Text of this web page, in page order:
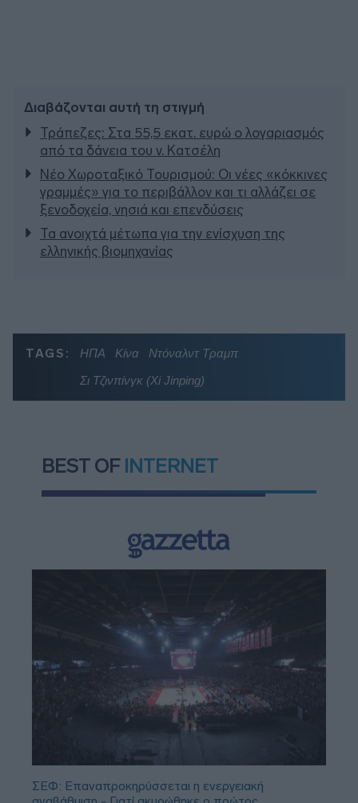
Διαβάζονται αυτή τη στιγμή
Τράπεζες: Στα 55,5 εκατ. ευρώ ο λογαριασμός
από τα δάνεια του ν. Κατσέλη
Νέο Χωροταξικό Τουρισμού: Οι νέες «κόκκινες
γραμμές» για το περιβάλλον και τι αλλάζει σε
ξενοδοχεία, νησιά και επενδύσεις
Τα ανοιχτά μέτωπα για την ενίσχυση της
ελληνικής βιομηχανίας
TAGS: ΗΠΑ Κίνα
Ντόναλντ Τραμπ
Σι Τζινπίνγκ (Xi Jinping)
BEST OF INTERNET
ΣΕΦ: Επαναπροκηρύσσεται η ενεργειακή